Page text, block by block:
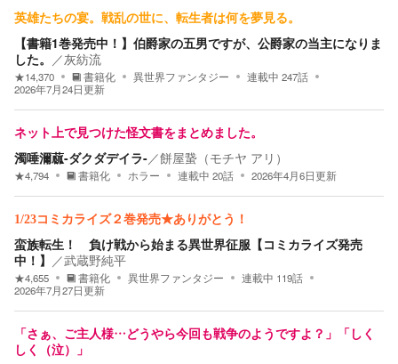
英雄たちの宴。戦乱の世に、転生者は何を夢見る。
【書籍1巻発売中！】伯爵家の五男ですが、公爵家の当主になりま
した。 ／灰紡流
★14,370 書籍化 異世界ファンタジー 連載中 247話
2026年7月24日更新
ネット上で見つけた怪文書をまとめました。
濁唾濔蓏-ダクダデイラ-／餅屋䖸（モチヤ アリ）
★4,794 書籍化 ホラー 連載中 20話 2026年4月6日更新
1/23コミカライズ２巻発売★ありがとう！
蛮族転生！ 負け戦から始まる異世界征服【コミカライズ発売
中！】 ／武蔵野純平
★4,655 書籍化 異世界ファンタジー 連載中 119話
2026年7月27日更新
「さぁ、ご主人様…どうやら今回も戦争のようですよ？」「しく
しく（泣）」